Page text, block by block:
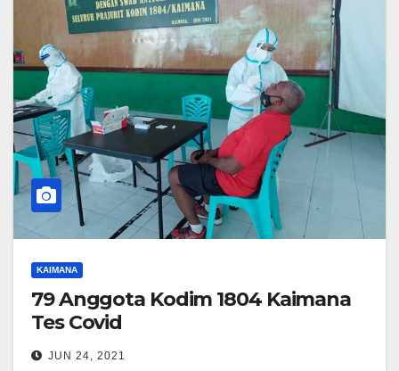
KAIMANA
79 Anggota Kodim 1804 Kaimana
Tes Covid
JUN 24, 2021